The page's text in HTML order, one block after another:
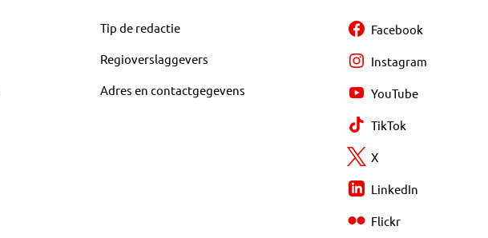
Tip de redactie
Regioverslaggevers
Adres en contactgegevens
Facebook
Instagram
YouTube
TikTok
X
LinkedIn
Flickr